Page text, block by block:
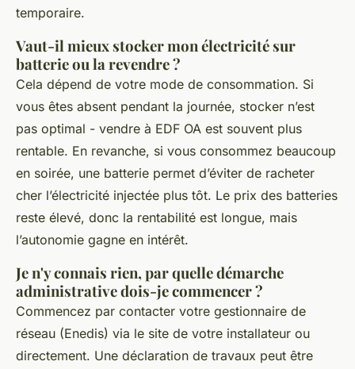
temporaire.
Vaut-il mieux stocker mon électricité sur
batterie ou la revendre ?
Cela dépend de votre mode de consommation. Si
vous êtes absent pendant la journée, stocker n’est
pas optimal - vendre à EDF OA est souvent plus
rentable. En revanche, si vous consommez beaucoup
en soirée, une batterie permet d’éviter de racheter
cher l’électricité injectée plus tôt. Le prix des batteries
reste élevé, donc la rentabilité est longue, mais
l’autonomie gagne en intérêt.
Je n'y connais rien, par quelle démarche
administrative dois-je commencer ?
Commencez par contacter votre gestionnaire de
réseau (Enedis) via le site de votre installateur ou
directement. Une déclaration de travaux peut être